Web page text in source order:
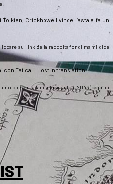
Tolkien, Crickhowell vince l’asta e fa un
sul link della raccolta fondi ma mi dice
con Fatica… Lost in translation
che chi si lamenta aspetti il 2043 (o giù di